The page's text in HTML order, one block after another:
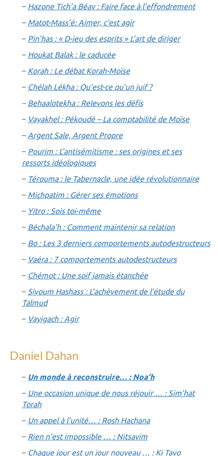
– Hazone Tich’a Béav : Faire face à l’effondrement
– Matot-Mass’é: Aimer, c’est agir
– Pin’has : « D-ieu des esprits » L’art de diriger
– Houkat Balak : le caducée
– Korah : Le débat Korah-Moïse
– Chélah Lékha : Qu’est-ce qu’un juif ?
– Behaalotekha : Relevons les défis
– Vayakhel : Pékoudé – La comptabilité de Moïse
– Argent Sale, Argent Propre
– Pourim : L’antisémitisme : ses origines et ses
ressorts idéologiques
– Térouma : le Tabernacle, une idée révolutionnaire
– Michpatim : Gérer ses émotions
– Yitro : Sois toi-même
– Béchala’h : Comment maintenir sa relation
– Bo : Les 3 derniers comportements autodestructeurs
– Vaéra : 7 comportements autodestructeurs
– Chémot : Une soif jamais étanchée
– Siyoum Hashass : L’achèvement de l’étude du
Talmud
– Vayigach : Agir
Daniel Dahan
– Un monde à reconstruire… : Noa’h
– Une occasion unique de nous réjouir … : Sim’hat
Torah
– Un appel à l’unité… : Rosh Hachana
– Rien n’est impossible … : Nitsavim
– Chaque jour est un jour nouveau … : Ki Tavo